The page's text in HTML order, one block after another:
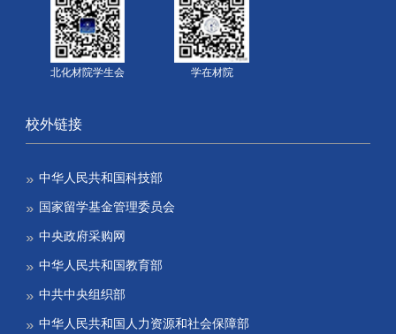
北化材院学生会 学在材院
校外链接
中华人民共和国科技部
国家留学基金管理委员会
中央政府采购网
中华人民共和国教育部
中共中央组织部
中华人民共和国人力资源和社会保障部